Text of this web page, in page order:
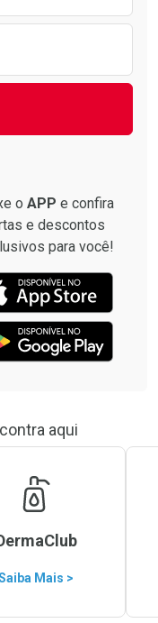
o APP e confira
e descontos
para você!
aqui
Mais >